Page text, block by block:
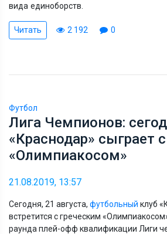
вида единоборств.
Читать 2 192 0
Футбол
Лига Чемпионов:
«Краснодар» сыграет с
«Олимпиакосом»
21.08.2019, 13:57
Сегодня, 21 августа, футбольный клуб
встретится с греческим
раунда плей-офф квалификации Лиги